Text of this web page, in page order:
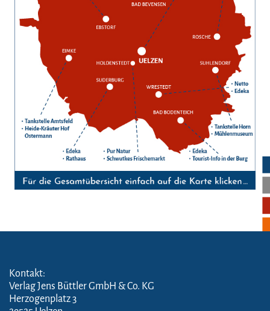
Kontakt:
Verlag Jens Büttler GmbH & Co. KG
Herzogenplatz 3